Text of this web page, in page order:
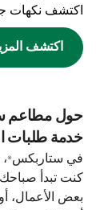
اكتشف نكهات
اكتشف
حول مطاعم
خدمة طلبات
في ستاربكس®،
كنت تبدأ
بعض الأعمال،